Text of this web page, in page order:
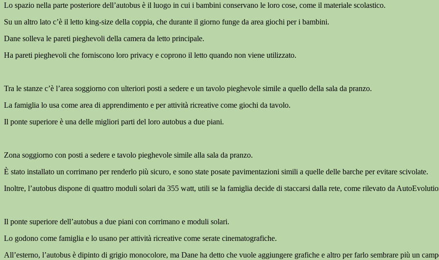
Lo spazio nella parte posteriore dell’autobus è il luogo in cui i bambini conservano le loro cose, come il materiale scolastico.
Su un altro lato c’è il letto king-size della coppia, che durante il giorno funge da area giochi per i bambini.
Dane solleva le pareti pieghevoli della camera da letto principale.
Ha pareti pieghevoli che forniscono loro privacy e coprono il letto quando non viene utilizzato.
Tra le stanze c’è l’area soggiorno con ulteriori posti a sedere e un tavolo pieghevole simile a quello della sala da pranzo.
La famiglia lo usa come area di apprendimento e per attività ricreative come giochi da tavolo.
Il ponte superiore è una delle migliori parti del loro autobus a due piani.
Zona soggiorno con posti a sedere e tavolo pieghevole simile alla sala da pranzo.
È stato installato un corrimano per renderlo più sicuro, e sono state posate pavimentazioni simili a quelle delle barche per evitare scivolate.
Inoltre, l’autobus dispone di quattro moduli solari da 355 watt, utili se la famiglia decide di staccarsi dalla rete, come rilevato da
Il ponte superiore dell’autobus a due piani con corrimano e moduli solari.
Lo godono come famiglia e lo usano per attività ricreative come serate cinematografiche.
All’esterno, l’autobus è dipinto di grigio monocolore, ma Dane ha detto che vuole aggiungere grafiche e altro per farlo sembrare più un